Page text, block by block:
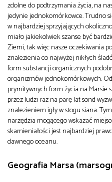
zdolne do podtrzymania życia, na
jedynie jednokomórkowce. Trudno
w najbardziej sprzyjających
miało jakiekolwiek szanse być
Ziemi, tak więc nasze oczekiwania
znalezienia co najwyżej nikłych
form substancji organicznych
organizmów jednokomórkowych.
prymitywnych form życia na Marsie
przez ludzi raz na parę lat sond
znalezieniem igły w stogu siana.
narzędzia mogącego wskazać
skamieniałości jest najbardziej
dawnego oceanu.
Geografia Marsa